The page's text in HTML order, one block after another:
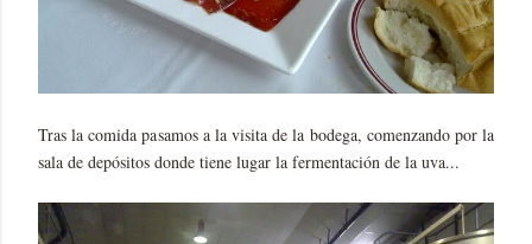
Tras la comida pasamos a la visita de la bodega, comenzando por la
sala de depósitos donde tiene lugar la fermentación de la uva...